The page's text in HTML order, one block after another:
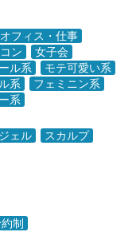
オフィス・仕事
ン
女子会
ル系
モテ可愛い系
系
フェミニン系
系
ェル
スカルプ
制